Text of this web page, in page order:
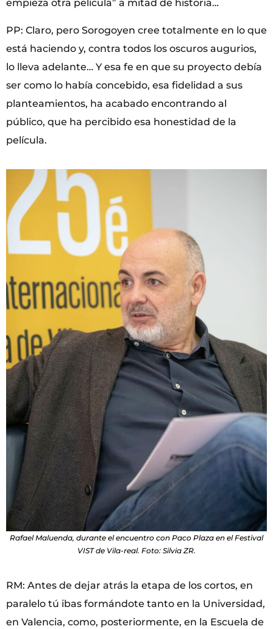
empieza otra película” a mitad de historia…
PP: Claro, pero Sorogoyen cree totalmente en lo que
está haciendo y, contra todos los oscuros augurios,
lo lleva adelante… Y esa fe en que su proyecto debía
ser como lo había concebido, esa fidelidad a sus
planteamientos, ha acabado encontrando al
público, que ha percibido esa honestidad de la
película.
Rafael Maluenda, durante el encuentro con Paco Plaza en el Festival
VIST de Vila-real. Foto: Silvia ZR.
RM: Antes de dejar atrás la etapa de los cortos, en
paralelo tú ibas formándote tanto en la Universidad,
en Valencia, como, posteriormente, en la Escuela de